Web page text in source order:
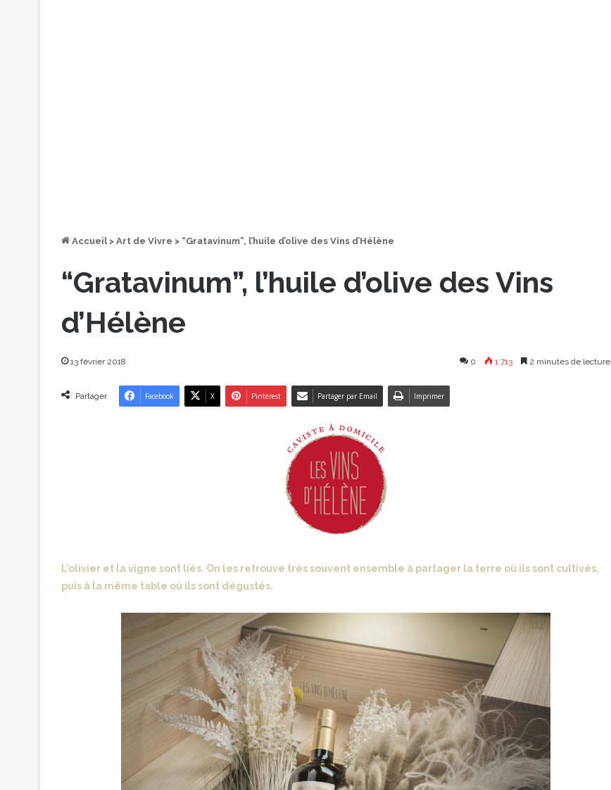
Accueil > Art de Vivre > “Gratavinum”, l’huile d’olive des Vins d’Hélène
“Gratavinum”, l’huile d’olive des Vins
d’Hélène
13 février 2018 0 1 713 2 minutes de lecture
Partager Facebook X Pinterest Partager par Email Imprimer
L’olivier et la vigne sont liés. On les retrouve très souvent ensemble à partager la terre où ils sont cultivés,
puis à la même table où ils sont dégustés.